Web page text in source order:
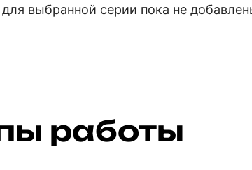
выбранной серии пока не
работы